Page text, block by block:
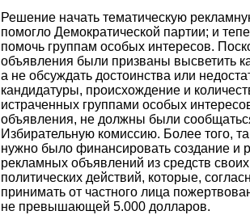
Решение начать тематическую
помогло Демократической партии; и
помочь группам особых интересов.
объявления были призваны высветить
а не обсуждать достоинства или
кандидатуры, происхождение и
истраченных группами особых
объявления, не должны были
Избирательную комиссию. Более того,
нужно было финансировать создание и
рекламных объявлений из средств
политических действий, которые,
принимать от частного лица
не превышающей 5.000 долларов.